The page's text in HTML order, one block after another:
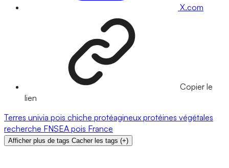
X.com
Copier le
lien
Terres univia pois chiche protéagineux protéines végétales
recherche FNSEA pois France
Afficher plus de tags Cacher les tags (+)